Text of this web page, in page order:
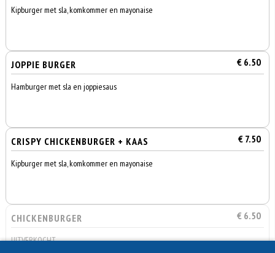
Kipburger met sla, komkommer en mayonaise
JOPPIE BURGER € 6.50
Hamburger met sla en joppiesaus
CRISPY CHICKENBURGER + KAAS € 7.50
Kipburger met sla, komkommer en mayonaise
CHICKENBURGER € 6.50
UITVERKOCHT